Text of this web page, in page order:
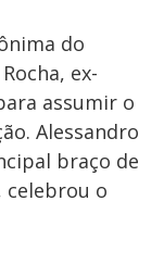
do
ex-
assumir o
Alessandro
braço de
celebrou o